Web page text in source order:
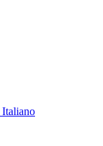
Italiano